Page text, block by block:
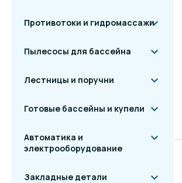
Противотоки и гидромассажи
Пылесосы для бассейна
Лестницы и поручни
Готовые бассейны и купели
Автоматика и
электрооборудование
Закладные детали